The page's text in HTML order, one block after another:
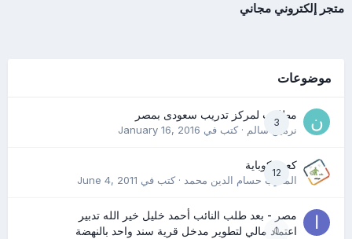
متجر إلكتروني مجاني
موضوعات
3
مطلوب لمركز تدريب سعودى بمصر
نرمين سالم· كتب في January 16, 2016
12
كعب كوباية
المدرب حسام الدين محمد· كتب في June 4, 2011
0
مصر - بعد طلب النائب أحمد خليل خير الله تدبير
اعتماد مالي لتطوير مدخل قرية سند واحد بالنهضة